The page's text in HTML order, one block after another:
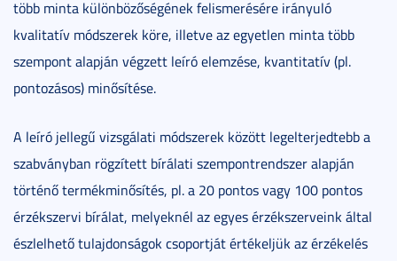
több minta különbözőségének felismerésére irányuló
kvalitatív módszerek köre, illetve az egyetlen minta több
szempont alapján végzett leíró elemzése, kvantitatív (pl.
pontozásos) minősítése.
A leíró jellegű vizsgálati módszerek között legelterjedtebb a
szabványban rögzített bírálati szempontrendszer alapján
történő termékminősítés, pl. a 20 pontos vagy 100 pontos
érzékszervi bírálat, melyeknél az egyes érzékszerveink által
észlelhető tulajdonságok csoportját értékeljük az érzékelés